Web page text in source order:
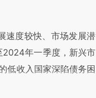
度较快、市场发展潜
2024年一季度，新兴市
低收入国家深陷债务困